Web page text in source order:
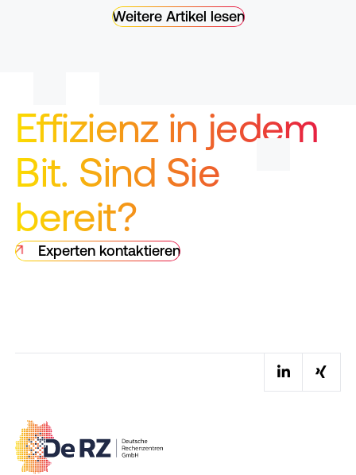
Weitere Artikel lesen
Effizienz in jedem
Bit. Sind Sie
bereit?
Experten kontaktieren